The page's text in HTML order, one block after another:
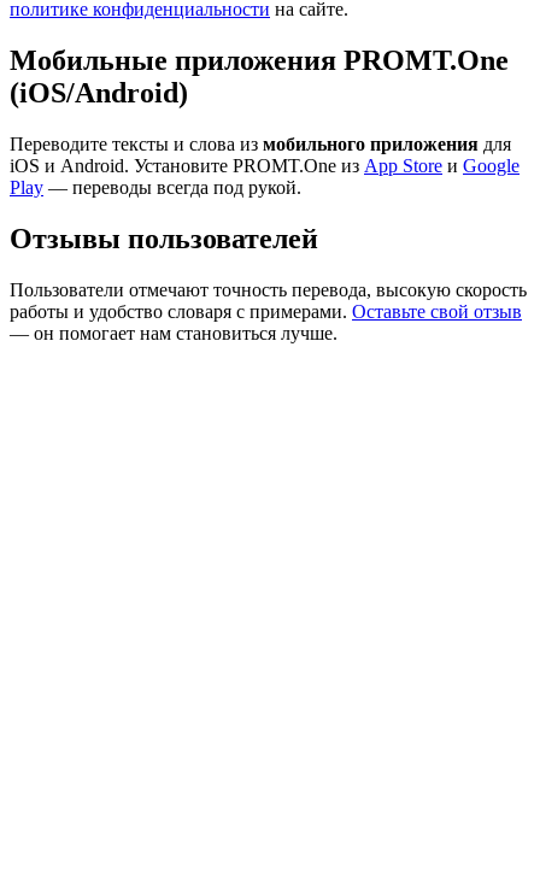
политике конфиденциальности на сайте.
Мобильные приложения PROMT.One
(iOS/Android)
Переводите тексты и слова из мобильного приложения для
iOS и Android. Установите PROMT.One из App Store и Google
Play — переводы всегда под рукой.
Отзывы пользователей
Пользователи отмечают точность перевода, высокую скорость
работы и удобство словаря с примерами. Оставьте свой отзыв
— он помогает нам становиться лучше.